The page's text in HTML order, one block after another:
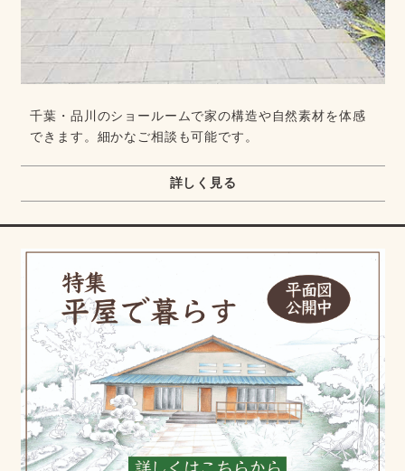
千葉・品川のショールームで家の構造や自然素材を体感
できます。細かなご相談も可能です。
詳しく見る